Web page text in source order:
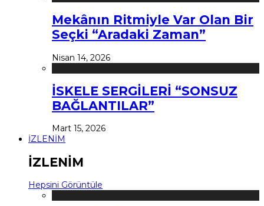
Mekânın Ritmiyle Var Olan Bir
Seçki “Aradaki Zaman”
Nisan 14, 2026
İSKELE SERGİLERİ “SONSUZ
BAĞLANTILAR”
Mart 15, 2026
İZLENİM
İZLENİM
Hepsini Görüntüle